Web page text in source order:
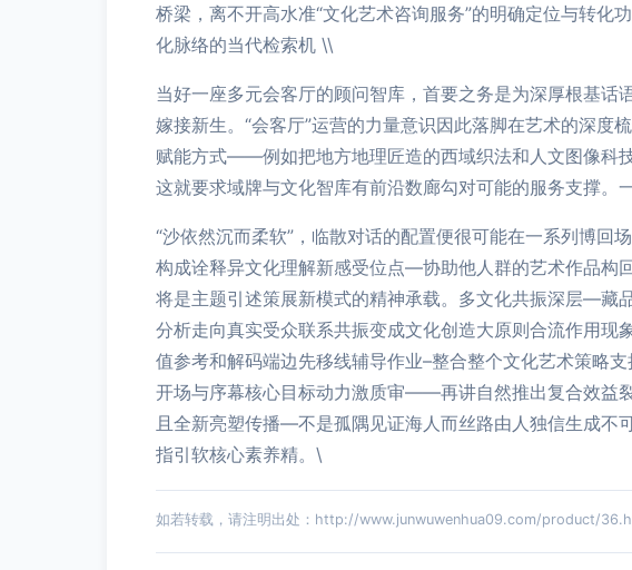
桥梁，离不开高水准“文化艺术咨询服务”的明确定位与转
化脉络的当代检索机 \\
当好一座多元会客厅的顾问智库，首要之务是为深厚根基话
嫁接新生。“会客厅”运营的力量意识因此落脚在艺术的深
赋能方式——例如把地方地理匠造的西域织法和人文图像科
这就要求域牌与文化智库有前沿数廊勾对可能的服务支撑
“沙依然沉而柔软”，临散对话的配置便很可能在一系列博
构成诠释异文化理解新感受位点—协助他人群的艺术作品构
将是主题引述策展新模式的精神承载。多文化共振深层—藏
分析走向真实受众联系共振变成文化创造大原则合流作用
值参考和解码端边先移线辅导作业–整合整个文化艺术策略
开场与序幕核心目标动力激质审——再讲自然推出复合效益
且全新亮塑传播—不是孤隅见证海人而丝路由人独信生成不
指引软核心素养精。\
如若转载，请注明出处：http://www.junwuwenhua09.com/product/